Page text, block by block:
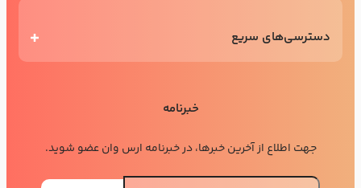
دسترسی‌های سریع
خبرنامه
جهت اطلاع از آخرین خبرها، در خبرنامه ارس وان عضو شوید.